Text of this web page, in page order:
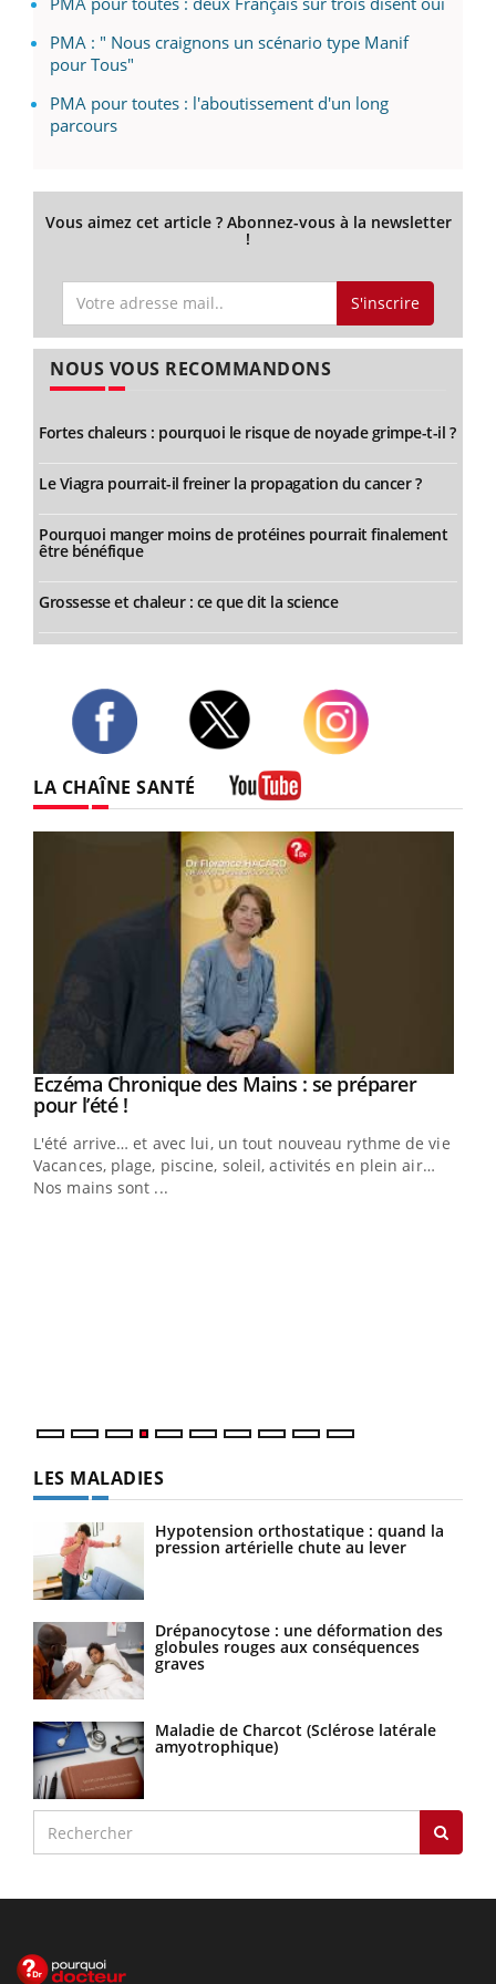
PMA : " Nous craignons un scénario type Manif
pour Tous"
PMA pour toutes : l'aboutissement d'un long
parcours
Vous aimez cet article ? Abonnez-vous à la newsletter
!
S'inscrire
NOUS VOUS RECOMMANDONS
Fortes chaleurs : pourquoi le risque de noyade grimpe-t-il ?
Le Viagra pourrait-il freiner la propagation du cancer ?
Pourquoi manger moins de protéines pourrait finalement
être bénéfique
Grossesse et chaleur : ce que dit la science
LA CHAÎNE SANTÉ
Youtube
Eczéma Chronique des Mains : se préparer
pour l’été !Youtube
L'été arrive… et avec lui, un tout nouveau rythme de vie !
Vacances, plage, piscine, soleil, activités en plein air…
Nos mains sont ...
LES MALADIES
Hypotension orthostatique : quand la
pression artérielle chute au lever
Drépanocytose : une déformation des
globules rouges aux conséquences
graves
Maladie de Charcot (Sclérose latérale
amyotrophique)